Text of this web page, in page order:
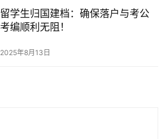
留学生归国建档：确保落户与考公
考编顺利无阻！
2025年8月13日